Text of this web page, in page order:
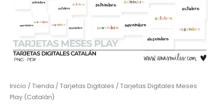
Inicio / Tienda / Tarjetas Digitales / Tarjetas Digitales Meses
Play (Catalán)